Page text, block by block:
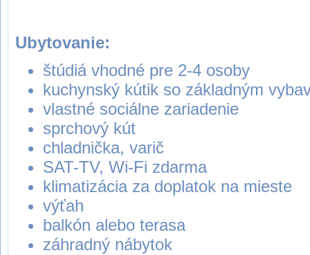
Ubytovanie:
štúdiá vhodné pre 2-4 osoby
kuchynský kútik so základným
vlastné sociálne zariadenie
sprchový kút
chladnička, varič
SAT-TV, Wi-Fi zdarma
klimatizácia za doplatok na mieste
výťah
balkón alebo terasa
záhradný nábytok